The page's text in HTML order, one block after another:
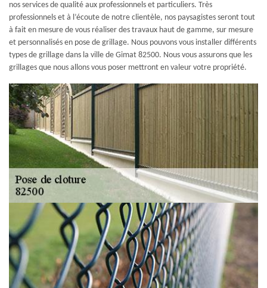
nos services de qualité aux professionnels et particuliers. Très
professionnels et à l’écoute de notre clientèle, nos paysagistes seront tout
à fait en mesure de vous réaliser des travaux haut de gamme, sur mesure
et personnalisés en pose de grillage. Nous pouvons vous installer différents
types de grillage dans la ville de Gimat 82500. Nous vous assurons que les
grillages que nous allons vous poser mettront en valeur votre propriété.